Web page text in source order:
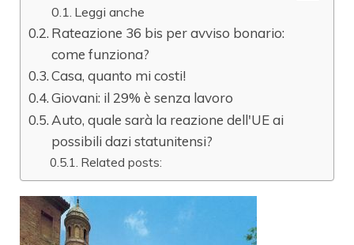
Leggi anche
Rateazione 36 bis per avviso bonario:
come funziona?
Casa, quanto mi costi!
Giovani: il 29% è senza lavoro
Auto, quale sarà la reazione dell'UE ai
possibili dazi statunitensi?
Related posts: